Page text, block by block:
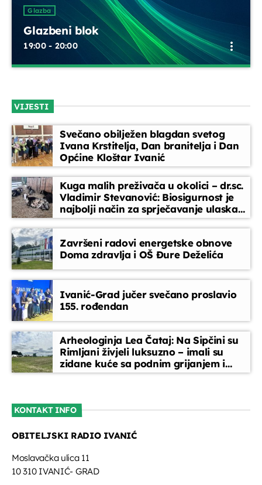
UPRAVO ETERU
Glazba
Glazbeni blok
19:00 - 20:00 more_vert
Glazbeni blok
Opustite se uz odabrane glazbene hitove između
emisija. Blok dobre glazbe donosi lagane ritmove,
domaće i strane pjesme koje prate vaše svakodnevne
trenutke
close
DANAS NA PROGRAMU
20:00 - 22:00
22:00 - 22:45
Kronika dana
22:45 - 23:00
07:00 - 07:30
Servisne informacije
07:30 - 07:45
Glazba
Glazbeni blok
19:00 - 20:00 more_vert
Opustite se uz odabrane glazbene hitove između emisija.
Blok dobre glazbe donosi lagane ritmove, domaće i strane
pjesme koje prate vaše svakodnevne trenutke
VIJESTI
Svečano obilježen blagdan svetog
Ivana Krstitelja, Dan branitelja i Dan
Općine Kloštar Ivanić
Kuga malih preživača u okolici – dr.sc.
Vladimir Stevanović: Biosigurnost je
najbolji način za sprječavanje ulaska
bolesti
Završeni radovi energetske obnove
Doma zdravlja i OŠ Đure Deželića
Ivanić-Grad jučer svečano proslavio
155. rođendan
Arheologinja Lea Čataj: Na Sipčini su
Rimljani živjeli luksuzno – imali su
zidane kuće sa podnim grijanjem i
oslikanim zidovima
KONTAKT INFO
OBITELJSKI RADIO IVANIĆ
Moslavačka ulica 11
10 310 IVANIĆ- GRAD